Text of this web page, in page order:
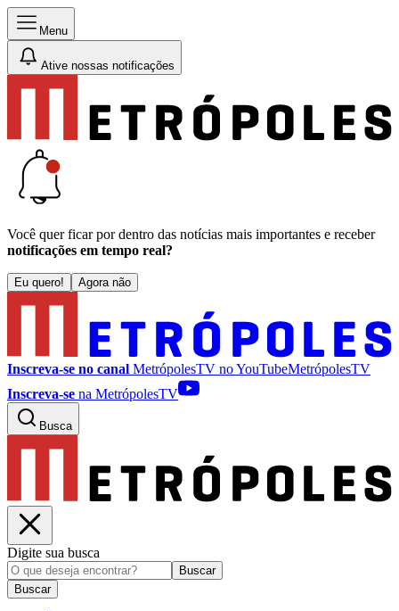
Menu
Ative nossas notificações
Você quer ficar por dentro das notícias mais importantes e receber
notificações em tempo real?
Eu quero! Agora não
Inscreva-se no canal MetrópolesTV noYouTubeMetrópolesTV
Inscreva-se na MetrópolesTV
Busca
Digite sua busca
Buscar
Buscar